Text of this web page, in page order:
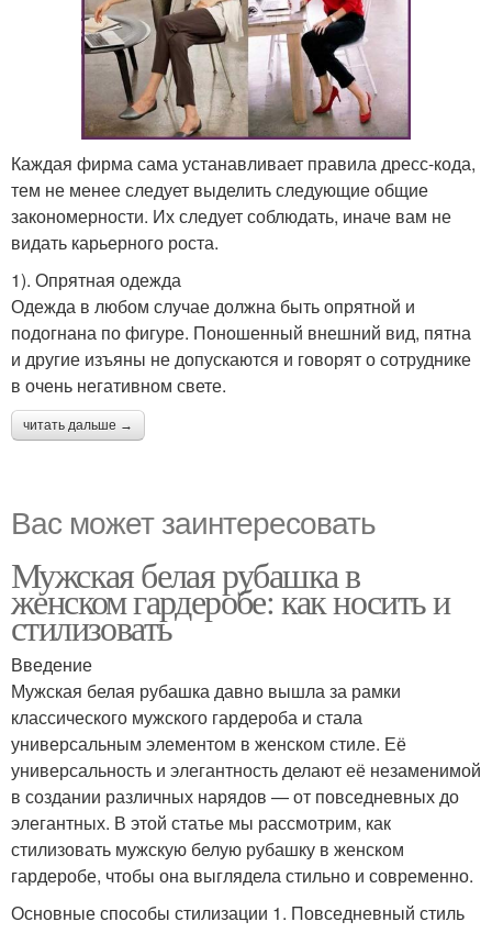
Каждая фирма сама устанавливает правила дресс-кода,
тем не менее следует выделить следующие общие
закономерности. Их следует соблюдать, иначе вам не
видать карьерного роста.
1). Опрятная одежда
Одежда в любом случае должна быть опрятной и
подогнана по фигуре. Поношенный внешний вид, пятна
и другие изъяны не допускаются и говорят о сотруднике
в очень негативном свете.
читать дальше →
Вас может заинтересовать
Мужская белая рубашка в
женском гардеробе: как носить и
стилизовать
Введение
Мужская белая рубашка давно вышла за рамки
классического мужского гардероба и стала
универсальным элементом в женском стиле. Её
универсальность и элегантность делают её незаменимой
в создании различных нарядов — от повседневных до
элегантных. В этой статье мы рассмотрим, как
стилизовать мужскую белую рубашку в женском
гардеробе, чтобы она выглядела стильно и современно.
Основные способы стилизации 1. Повседневный стиль